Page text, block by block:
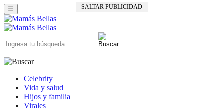
SALTAR PUBLICIDAD
☰
Celebrity
Vida y salud
Hijos y familia
Virales